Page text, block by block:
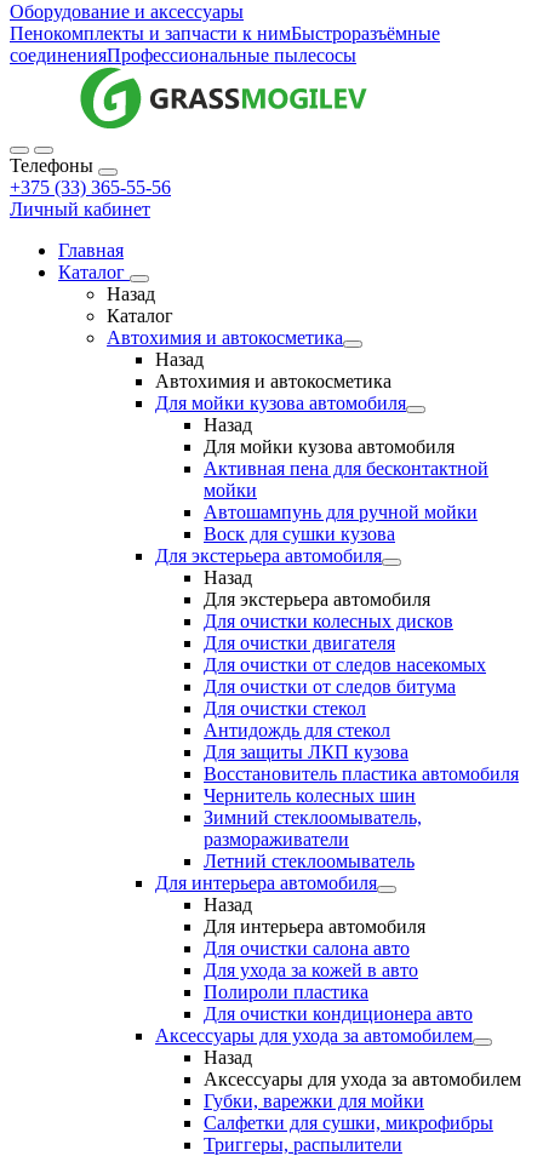
Оборудование и аксессуары
Пенокомплекты и запчасти к нимБыстроразъёмные
соединенияПрофессиональные пылесосы
Телефоны
+375 (33) 365-55-56
Личный кабинет
Главная
Каталог
Назад
Каталог
Автохимия и автокосметика
Назад
Автохимия и автокосметика
Для мойки кузова автомобиля
Назад
Для мойки кузова автомобиля
Активная пена для бесконтактной
мойки
Автошампунь для ручной мойки
Воск для сушки кузова
Для экстерьера автомобиля
Назад
Для экстерьера автомобиля
Для очистки колесных дисков
Для очистки двигателя
Для очистки от следов насекомых
Для очистки от следов битума
Для очистки стекол
Антидождь для стекол
Для защиты ЛКП кузова
Восстановитель пластика автомобиля
Чернитель колесных шин
Зимний стеклоомыватель,
размораживатели
Летний стеклоомыватель
Для интерьера автомобиля
Назад
Для интерьера автомобиля
Для очистки салона авто
Для ухода за кожей в авто
Полироли пластика
Для очистки кондиционера авто
Аксессуары для ухода за автомобилем
Назад
Аксессуары для ухода за автомобилем
Губки, варежки для мойки
Салфетки для сушки, микрофибры
Триггеры, распылители